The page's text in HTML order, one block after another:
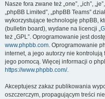
Nasze fora zwane też „one”, „ich”,
„phpBB Limited”, „phpBB Teams”
wykorzystujące technologię phpBB,
(bulletin board), wydane na licencji „
też „GPL”. Oprogramowanie jest
www.phpbb.com. Oprogramowanie
internet, a jego autorzy nie
jego pomocą. Więcej informacji o
https://www.phpbb.com/.
Akceptujesz zakaz publikowania
oszczerczym, propagującym treści